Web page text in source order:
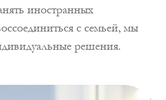
иностранных
с семьей, мы
решения.